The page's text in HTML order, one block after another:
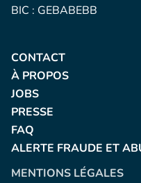
BIC : GEBABEBB
CONTACT
À PROPOS
JOBS
PRESSE
FAQ
ALERTE FRAUDE ET
MENTIONS LÉGALES